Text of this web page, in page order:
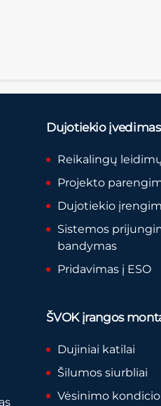
Dujotiekio
Reikalingų
Projekto
Dujotiekio
Sistemos
bandymas
Pridavimas į ESO
ŠVOK įrangos
Dujiniai katilai
Šilumos siurbliai
Vėsinimo